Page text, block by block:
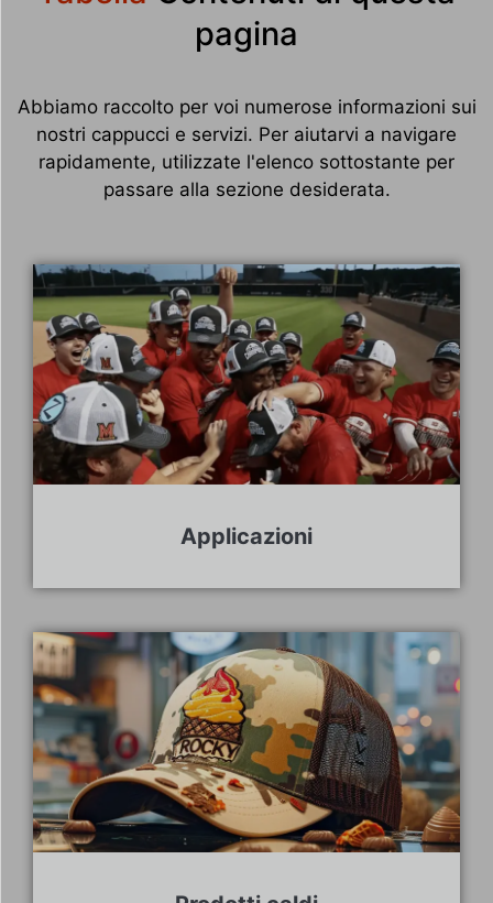
pagina
Abbiamo raccolto per voi numerose informazioni sui
nostri cappucci e servizi. Per aiutarvi a navigare
rapidamente, utilizzate l'elenco sottostante per
passare alla sezione desiderata.
Applicazioni